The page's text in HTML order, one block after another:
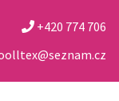
+420 774 706